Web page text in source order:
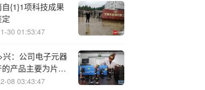
{1}1项科技成果
30 01:53:47
兴：公司电子元器
产品主要为片式
电容器
08 03:43:47